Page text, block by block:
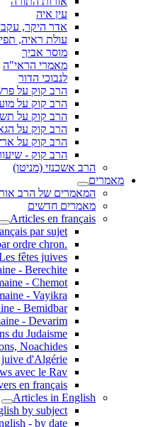
עין איה
אדר היקר,
עולת ראיה,
מוסר אביך
מאמרי הראי"ה
לנבוכי הדור
הרב קוק על
הרב קוק על
הרב קוק על
הרב קוק על
הרב קוק על
הרב קוק -
הרב אשכנזי (מניטו)
מאמרים
המאמרים של הרב
מאמרים חדשים
Articles en français
par sujet
.Articles en français - par ordre chron
fêtes juives
- Berechite
- Chemot
- Vayikra
- Bemidbar
- Devarim
du Judaisme
Noachides
d'Algérie
avec le Rav
en français
Articles in English
by subject
- by date